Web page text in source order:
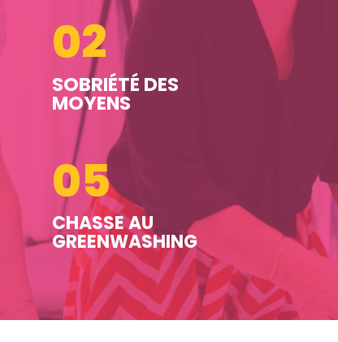
02
SOBRIÉTÉ DES
MOYENS
05
CHASSE AU
GREENWASHING